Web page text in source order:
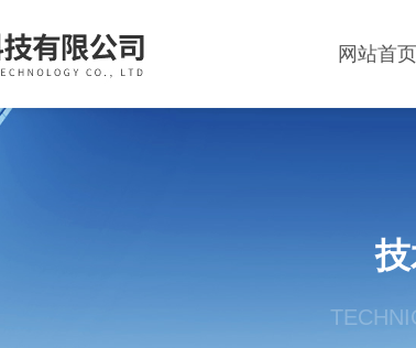
网站首页